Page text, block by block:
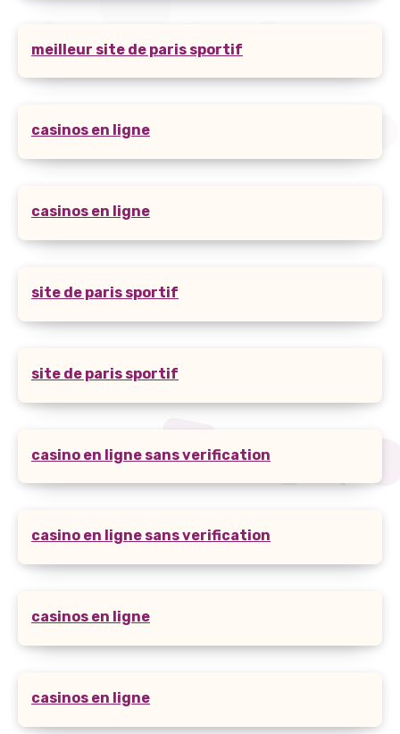
meilleur site de paris sportif
casinos en ligne
casinos en ligne
site de paris sportif
site de paris sportif
casino en ligne sans verification
casino en ligne sans verification
casinos en ligne
casinos en ligne